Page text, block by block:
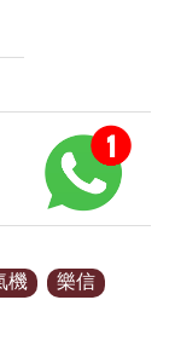
機
樂信